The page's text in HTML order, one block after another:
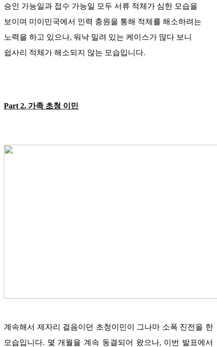
승인 가능일과 접수 가능일 모두 서류 적체가 심한 모습을
보이며 미이민국에서 인력 충원을 통해 적체를 해소하려는
노력을 하고 있으나, 워낙 밀려 있는 케이스가 많다 보니
쉽사리 적체가 해소되지 않는 모습입니다.
Part 2. 가족 초청 이민
계속해서 제자리 걸음이던 초청이민이 그나마 소폭 진전을 한
모습입니다. 몇 개월을 계속 동결되어 왔으나, 이번 발표에서